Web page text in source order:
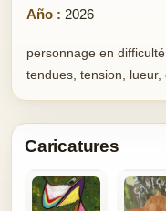
Año : 2026
personnage en
tendues, tension,
Caricatures